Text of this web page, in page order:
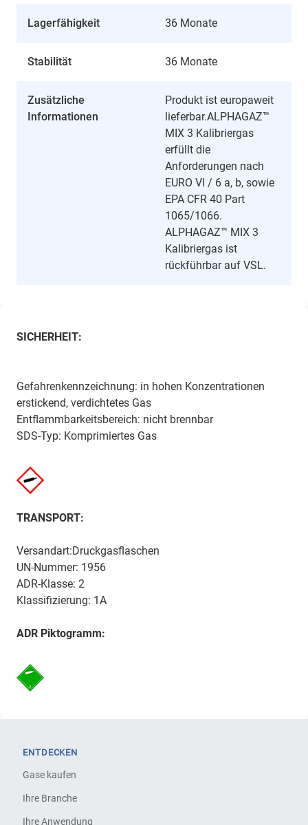
Lagerfähigkeit 36 Monate
Stabilität 36 Monate
Zusätzliche
Informationen
Produkt ist europaweit
lieferbar.ALPHAGAZ™
MIX 3 Kalibriergas
erfüllt die
Anforderungen nach
EURO VI / 6 a, b, sowie
EPA CFR 40 Part
1065/1066.
ALPHAGAZ™ MIX 3
Kalibriergas ist
rückführbar auf VSL.
SICHERHEIT:
Gefahrenkennzeichnung: in hohen Konzentrationen
erstickend, verdichtetes Gas
Entflammbarkeitsbereich: nicht brennbar
SDS-Typ: Komprimiertes Gas
TRANSPORT:
Versandart:Druckgasflaschen
UN-Nummer: 1956
ADR-Klasse: 2
Klassifizierung: 1A
ADR Piktogramm:
ENTDECKEN
Gase kaufen
Ihre Branche
Ihre Anwendung